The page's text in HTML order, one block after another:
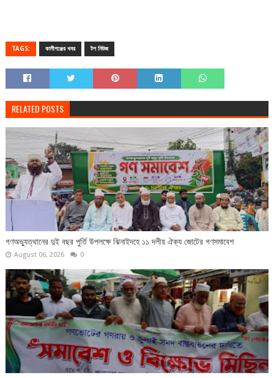
TAGS: কালীগঞ্জের খবর টপ নিউজ
RELATED POSTS
গণঅভ্যুত্থানের দুই বছর পুর্তি উপলক্ষে ঝিনাইদহে ১১ দলীয় ঐক্য জোটের গণসমাবেশ
August 06, 2026 0